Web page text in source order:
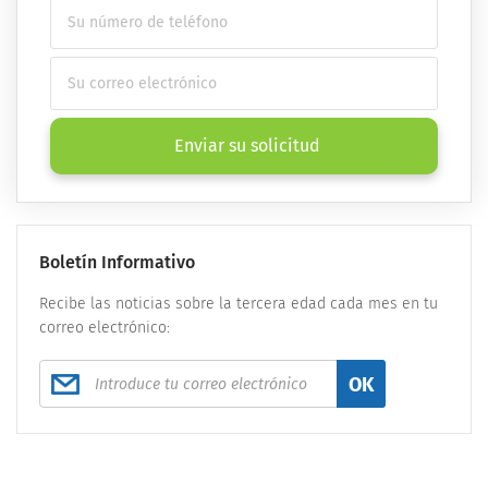
Enviar su solicitud
Boletín Informativo
Recibe las noticias sobre la tercera edad cada mes en tu
correo electrónico:
OK